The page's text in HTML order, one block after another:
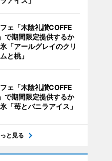
ェ「木陰礼讃COFFE
で期間限定提供するか
「アールグレイのクリ
と桃」
ェ「木陰礼讃COFFE
で期間限定提供するか
「苺とバニラアイス」
と見る